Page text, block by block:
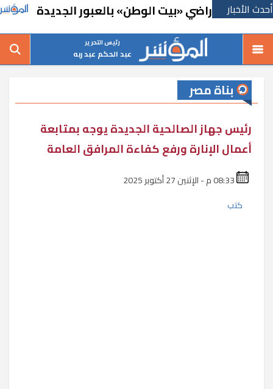
أحدث الأخبار
أراضي «بيت الوطن» بالعبور الجديدة
رئيس التحرير
عبد الحكم عبد ربه
بناة مصر
رئيس جهاز الصالحية الجديدة يوجه بمتابعة
أعمال الإنارة ورفع كفاءة المرافق العامة
كتب